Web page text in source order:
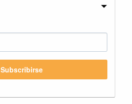
Subscribirse